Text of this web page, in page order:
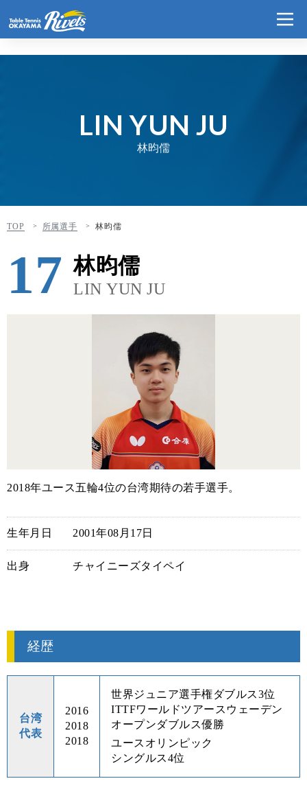
LIN YUN JU
林昀儒
TOP 所属選手 林昀儒
17 林昀儒
LIN YUN JU
2018年ユース五輪4位の台湾期待の若手選手。
生年月日 2001年08月17日
出身 チャイニーズタイペイ
経歴
台湾
代表
2016
2018
2018
世界ジュニア選手権ダブルス3位
ITTFワールドツアースウェーデン
オープンダブルス優勝
ユースオリンピック
シングルス4位